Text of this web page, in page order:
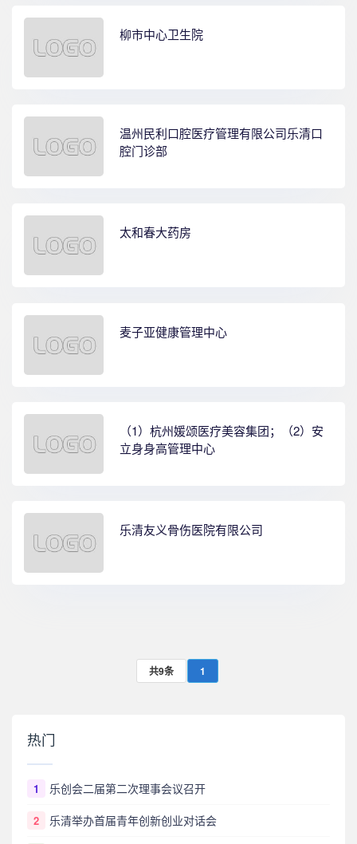
柳市中心卫生院
温州民利口腔医疗管理有限公司乐清口
腔门诊部
太和春大药房
麦子亚健康管理中心
（1）杭州媛颂医疗美容集团；（2）安
立身身高管理中心
乐清友义骨伤医院有限公司
共9条 1
热门
1 乐创会二届第二次理事会议召开
2 乐清举办首届青年创新创业对话会